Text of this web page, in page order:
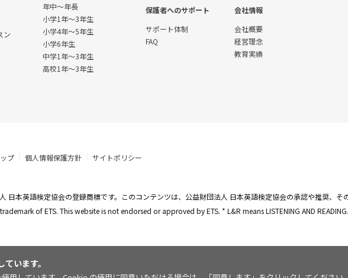
います。
ン
年中～年長
小学1年～3年生
小学4年～5年生
小学6年生
中学1年〜3年生
高校1年〜3年生
保護者へのサポート
サポート体制
FAQ
会社情報
会社概要
経営理念
教育実績
プ 個人情報保護方針 サイトポリシー
日本英語検定協会の登録商標です。このコンテンツは、公益財団法人 日本英語検定協会の承認や推奨、そ
of ETS. This website is not endorsed or approved by ETS. * L&R means LISTENING AND READING.